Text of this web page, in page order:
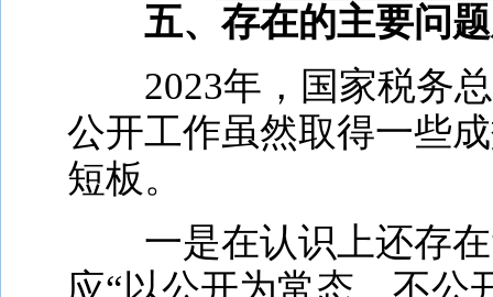
五、存在的主要问
2023年，国家税务
公开工作虽然取得一些
短板。
一是在认识上还存在